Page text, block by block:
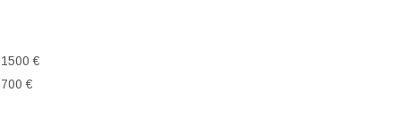
1500 €
700 €